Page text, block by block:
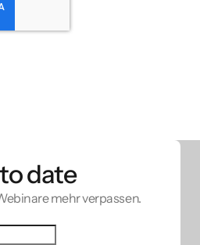
date
mehr verpassen.